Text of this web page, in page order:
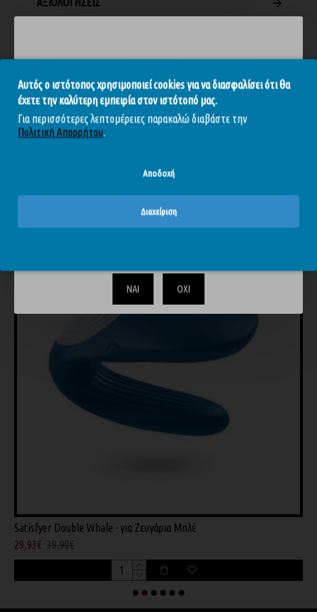
Αυτός ο ιστότοπος χρησιμοποιεί cookies για να διασφαλίσει ότι θα
έχετε την καλύτερη εμπειρία στον ιστότοπό μας.
Για περισσότερες λεπτομέρειες παρακαλώ διαβάστε την
Πολιτική Απορρήτου.
Αποδοχή
Διαχείριση
Το περιεχόμενο του απευθύνεται αυστηρά και μόνο σε
ΝΑΙ ΟΧΙ
ΊΣΩΣ ΣΑΣ ΑΡΈΣΟΥΝ ΊΔΙΑ BRAND
Satisfyer Double Whale - για Ζευγάρια Μπλέ
29,93€ 39,90€